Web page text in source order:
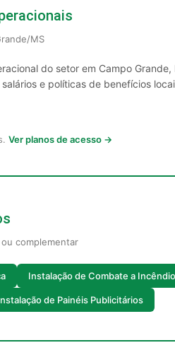
MS
do setor em Campo
e políticas de benefícios
Ver planos de acesso →
complementar
Instalação de Combate a Incêndio
de Painéis Publicitários